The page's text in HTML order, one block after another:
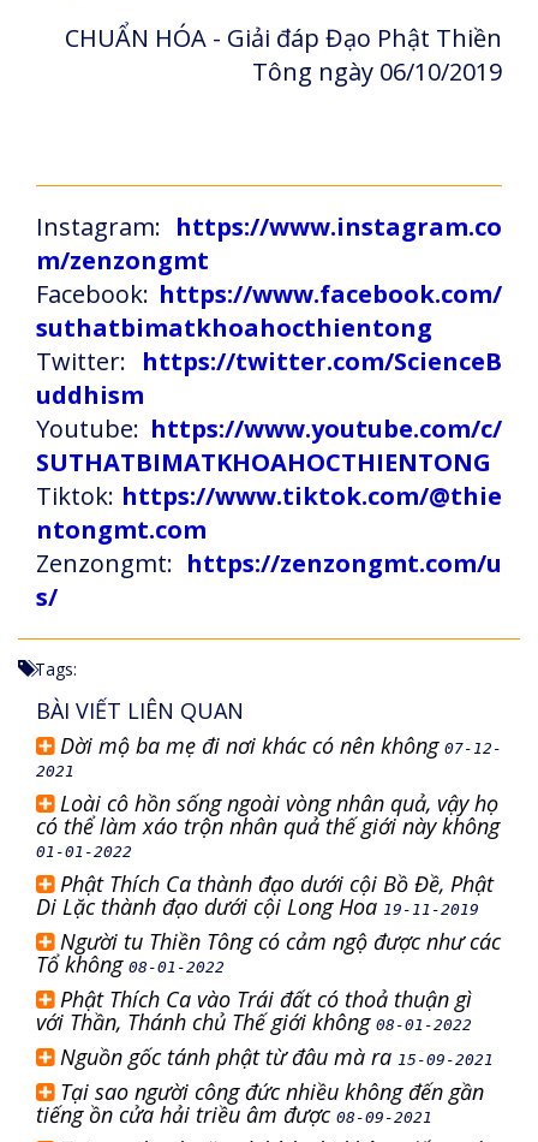
CHUẨN HÓA - Giải đáp Đạo Phật Thiền
Tông ngày 06/10/2019
Instagram: https://www.instagram.co
m/zenzongmt
Facebook: https://www.facebook.com/
suthatbimatkhoahocthientong
Twitter: https://twitter.com/ScienceB
uddhism
Youtube: https://www.youtube.com/c/
SUTHATBIMATKHOAHOCTHIENTONG
Tiktok: https://www.tiktok.com/@thie
ntongmt.com
Zenzongmt: https://zenzongmt.com/u
s/
Tags:
BÀI VIẾT LIÊN QUAN
Dời mộ ba mẹ đi nơi khác có nên không 07-12-
2021
Loài cô hồn sống ngoài vòng nhân quả, vậy họ
có thể làm xáo trộn nhân quả thế giới này không
01-01-2022
Phật Thích Ca thành đạo dưới cội Bồ Đề, Phật
Di Lặc thành đạo dưới cội Long Hoa 19-11-2019
Người tu Thiền Tông có cảm ngộ được như các
Tổ không 08-01-2022
Phật Thích Ca vào Trái đất có thoả thuận gì
với Thần, Thánh chủ Thế giới không 08-01-2022
Nguồn gốc tánh phật từ đâu mà ra 15-09-2021
Tại sao người công đức nhiều không đến gần
tiếng ồn cửa hải triều âm được 08-09-2021